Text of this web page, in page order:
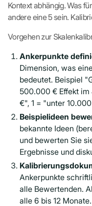
Kontext abhängig. Was
andere eine 5 sein.
Vorgehen zur
Ankerpunkte
Dimension, was
bedeutet. Beispiel
500.000 € Effekt
€", 1 = "unter
Beispielideen
bekannte Ideen
und bewerten Sie
Ergebnisse und
Ankerpunkte
alle Bewertenden.
alle 6 bis 12 Monate.